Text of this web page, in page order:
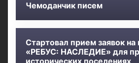
Чемоданчик писем
Стартовал прием заявок на
«РЕБУС: НАСЛЕДИЕ» для
исторических поселениях